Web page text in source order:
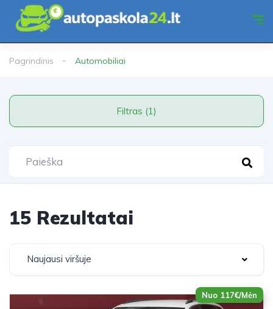
Pagrindinis Automobiliai
Filtras (1)
15 Rezultatai
Naujausi viršuje
Nuo 117€/Mėn